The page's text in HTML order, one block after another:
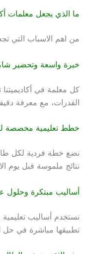
ما الذي يجعل معلمات
من اهم الاسباب التي
خبرة واسعة وتحضير
كل معلمة في
القدرات، مع معرفة
خطط تعليمية مخصصة
نضع خطة فردية لكل
نتائج ملموسة قبل يوم
أساليب مبتكرة وحلول
نستخدم أساليب
تطبيقها مباشرة في حل